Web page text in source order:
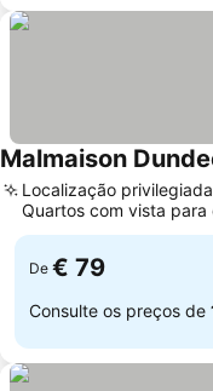
Malmaison
Localização
Quartos com vista para
cidade
De € 79
Consulte os preços de